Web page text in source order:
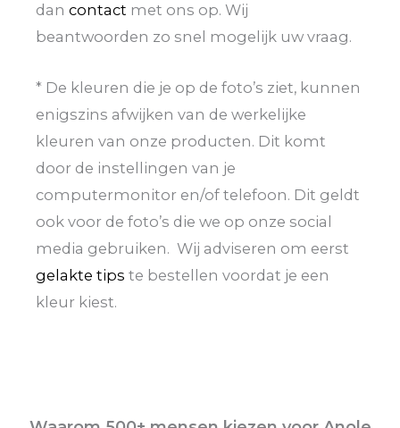
dan contact met ons op. Wij
beantwoorden zo snel mogelijk uw vraag.
* De kleuren die je op de foto’s ziet, kunnen
enigszins afwijken van de werkelijke
kleuren van onze producten. Dit komt
door de instellingen van je
computermonitor en/of telefoon. Dit geldt
ook voor de foto’s die we op onze social
media gebruiken. Wij adviseren om eerst
gelakte tips te bestellen voordat je een
kleur kiest.